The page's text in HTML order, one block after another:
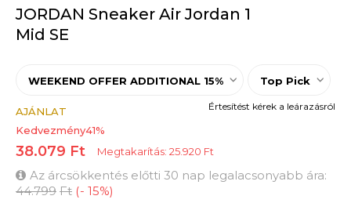
JORDAN Sneaker Air Jordan 1
Mid SE
WEEKEND OFFER ADDITIONAL 15% Top Pick
AJÁNLAT
Kedvezmény41%
38.079 Ft Megtakarítás: 25.920 Ft
Az árcsökkentés előtti 30 nap legalacsonyabb ára:
44.799 Ft (- 15%)
Értesítést kérek a leárazásról